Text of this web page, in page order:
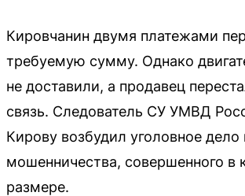
Кировчанин двумя платежами
требуемую сумму. Однако
не доставили, а продавец
связь. Следователь СУ УМВД
Кирову возбудил уголовное дело
мошенничества, совершенного в
размере.